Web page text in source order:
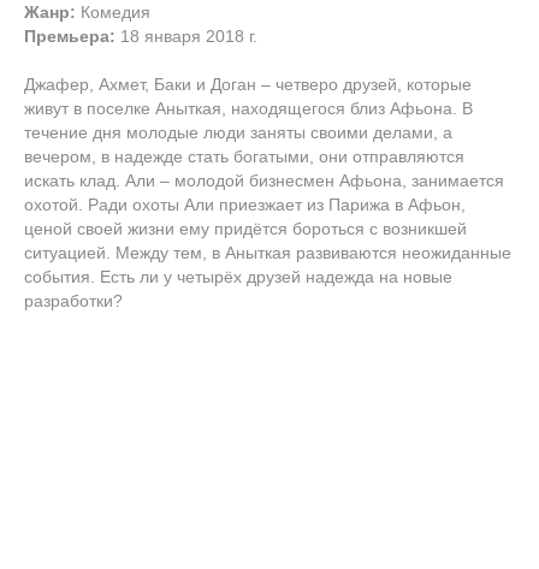
Жанр: Комедия
Премьера: 18 января 2018 г.
Джафер, Ахмет, Баки и Доган – четверо друзей, которые
живут в поселке Аныткая, находящегося близ Афьона. В
течение дня молодые люди заняты своими делами, а
вечером, в надежде стать богатыми, они отправляются
искать клад. Али – молодой бизнесмен Афьона, занимается
охотой. Ради охоты Али приезжает из Парижа в Афьон,
ценой своей жизни ему придётся бороться с возникшей
ситуацией. Между тем, в Аныткая развиваются неожиданные
события. Есть ли у четырёх друзей надежда на новые
разработки?